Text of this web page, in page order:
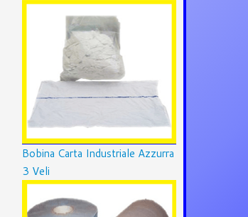
Bobina Carta Industriale Azzurra
3 Veli